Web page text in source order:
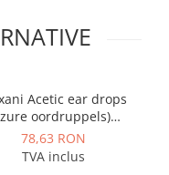
Acetic ear drops
oordruppels)
koelkast 20 ml
78,63 RON
TVA inclus